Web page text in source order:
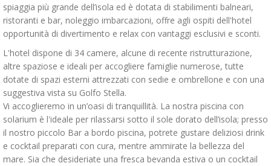
spiaggia più grande dell’isola ed è dotata di stabilimenti balneari,
ristoranti e bar, noleggio imbarcazioni, offre agli ospiti dell'hotel
opportunità di divertimento e relax con vantaggi esclusivi e sconti.
L'hotel dispone di 34 camere, alcune di recente ristrutturazione,
altre spaziose e ideali per accogliere famiglie numerose, tutte
dotate di spazi esterni attrezzati con sedie e ombrellone e con una
suggestiva vista su Golfo Stella.
Vi accoglieremo in un’oasi di tranquillità. La nostra piscina con
solarium è l'ideale per rilassarsi sotto il sole dorato dell’isola; presso
il nostro piccolo Bar a bordo piscina, potrete gustare deliziosi drink
e cocktail preparati con cura, mentre ammirate la bellezza del
mare. Sia che desideriate una fresca bevanda estiva o un cocktail